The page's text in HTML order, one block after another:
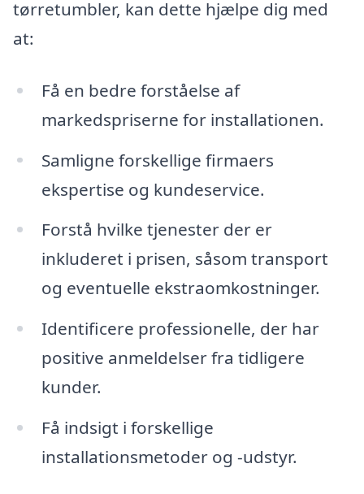
tørretumbler, kan dette hjælpe dig med
at:
Få en bedre forståelse af
markedspriserne for installationen.
Samligne forskellige firmaers
ekspertise og kundeservice.
Forstå hvilke tjenester der er
inkluderet i prisen, såsom transport
og eventuelle ekstraomkostninger.
Identificere professionelle, der har
positive anmeldelser fra tidligere
kunder.
Få indsigt i forskellige
installationsmetoder og -udstyr.